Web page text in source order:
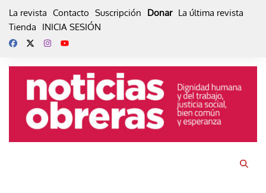
La revista Contacto Suscripción Donar La última revista
Tienda
INICIA SESIÓN